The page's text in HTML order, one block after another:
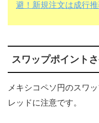
避！新規注文は成行
スワップポイント
メキシコペソ円のスワ
レッドに注意です。